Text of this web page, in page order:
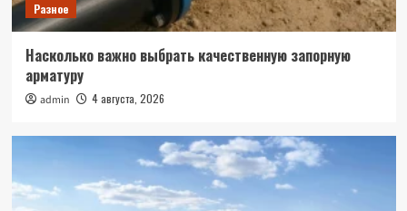
Разное
Насколько важно выбрать качественную запорную
арматуру
admin 4 августа, 2026